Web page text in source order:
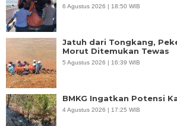
6 Agustus 2026 | 18:50 WIB
Jatuh dari Tongkang,
Morut Ditemukan Tewas
5 Agustus 2026 | 16:39 WIB
BMKG Ingatkan Potensi
4 Agustus 2026 | 17:25 WIB